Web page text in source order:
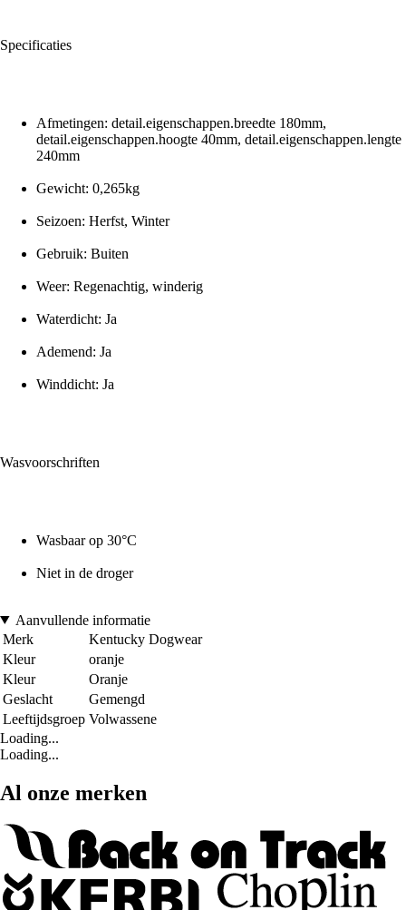
Specificaties
Afmetingen: detail.eigenschappen.breedte 180mm,
detail.eigenschappen.hoogte 40mm, detail.eigenschappen.lengte
240mm
Gewicht: 0,265kg
Seizoen: Herfst, Winter
Gebruik: Buiten
Weer: Regenachtig, winderig
Waterdicht: Ja
Ademend: Ja
Winddicht: Ja
Wasvoorschriften
Wasbaar op 30°C
Niet in de droger
Aanvullende informatie
Merk
Kentucky Dogwear
Kleur
oranje
Kleur
Oranje
Geslacht
Gemengd
Leeftijdsgroep Volwassene
Loading...
Loading...
Al onze merken